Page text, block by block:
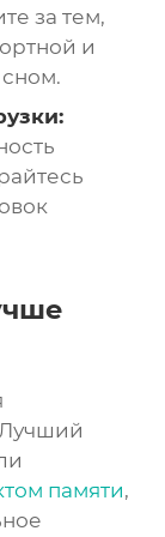
за тем,
и
Лучший
памяти,